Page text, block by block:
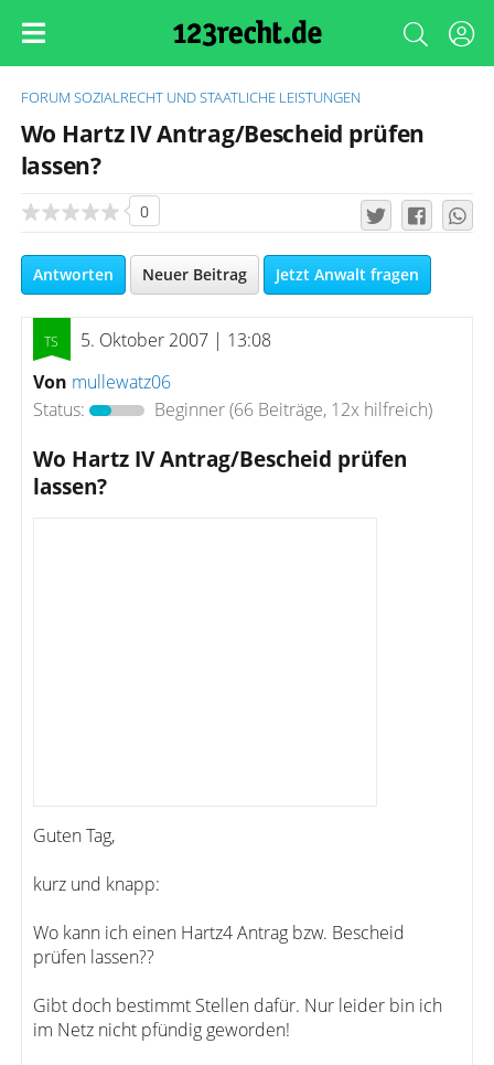
FORUM SOZIALRECHT UND STAATLICHE LEISTUNGEN
Wo Hartz IV Antrag/Bescheid prüfen
lassen?
0
Antworten Neuer Beitrag Jetzt Anwalt fragen
5. Oktober 2007 | 13:08
Von mullewatz06
Status:
Beginner(66 Beiträge, 12x hilfreich)
Wo Hartz IV Antrag/Bescheid prüfen
lassen?
Guten Tag,
kurz und knapp:
Wo kann ich einen Hartz4 Antrag bzw. Bescheid
prüfen lassen??
Gibt doch bestimmt Stellen dafür. Nur leider bin ich
im Netz nicht pfündig geworden!